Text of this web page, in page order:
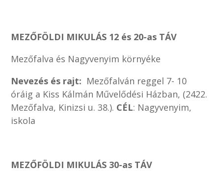
MEZŐFÖLDI MIKULÁS 12 és 20-as TÁV
Mezőfalva és Nagyvenyim környéke
Nevezés és rajt: Mezőfalván reggel 7- 10
óráig a Kiss Kálmán Művelődési Házban, (2422.
Mezőfalva, Kinizsi u. 38.). CÉL: Nagyvenyim,
iskola
MEZŐFÖLDI MIKULÁS 30-as TÁV